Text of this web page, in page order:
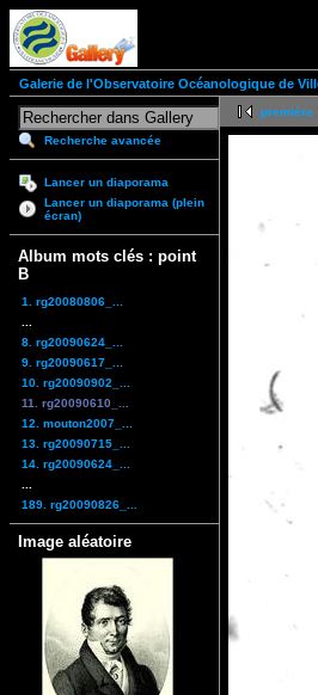
Galerie de l'Observatoire Océanologique de
Recherche avancée
Lancer un diaporama
Lancer un diaporama (plein
écran)
Album mots clés : point
B
1. rg20080806_...
8. rg20090624_...
9. rg20090617_...
10. rg20090902_...
11. rg20090610_...
12. mouton2007_...
13. rg20090715_...
14. rg20090624_...
189. rg20090826_...
Image aléatoire
première